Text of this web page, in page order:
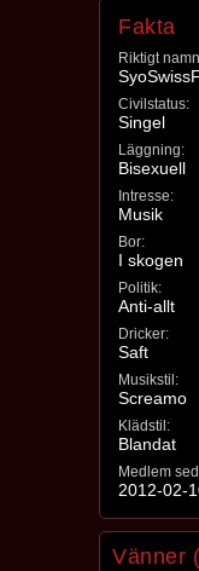
Fakta
Riktigt
Civilstatus:
Singel
Läggning:
Bisexuell
Intresse:
Musik
Bor:
I skogen
Politik:
Anti-allt
Dricker:
Saft
Musikstil:
Screamo
Klädstil:
Blandat
Medlem
2012-02-
Vänner